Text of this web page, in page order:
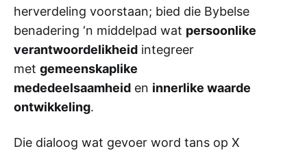
herverdeling voorstaan; ​​bied die Bybelse
benadering ‘n middelpad wat persoonlike
verantwoordelikheid integreer
met gemeenskaplike
mededeelsaamheid en innerlike waarde
ontwikkeling.
Die dialoog wat gevoer word tans op X